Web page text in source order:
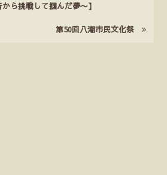
ら挑戦して掴んだ夢〜】
第50回八潮市民文化祭